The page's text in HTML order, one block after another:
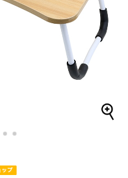
4 5